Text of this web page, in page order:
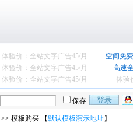
体验价：全站文字广告45/月
空间免
体验价：全站文字广告45/月
高速
体验价：全站文字广告45/月 体验
保存
>> 模板购买 【默认模板演示地址 】